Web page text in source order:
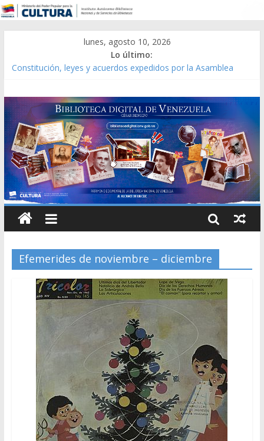
lunes, agosto 10, 2026
Lo último:
Constitución, leyes y acuerdos expedidos por la Asamblea
Modesta Bor Sánchez [material gráfico]
Gaceta Oficial de la República de Venezuela año CXXXIII Mes V,
Caracas 09 de marzo de 2006 N° 38.394
Catálogo temático de obras de Modesta Bor
Efemerides de noviembre – diciembre